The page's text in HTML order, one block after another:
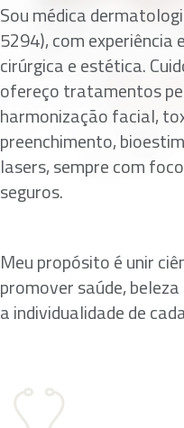
Sou médica
5294), com experiência
cirúrgica e estética.
ofereço tratamentos
harmonização facial,
preenchimento,
lasers, sempre com
seguros.
Meu propósito é unir
promover saúde,
a individualidade de